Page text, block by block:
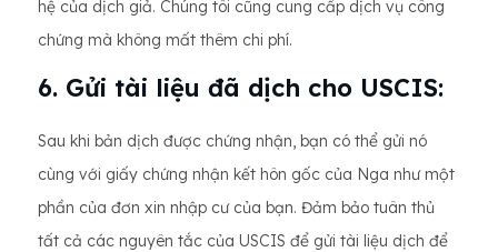
hệ của dịch giả. Chúng tôi cũng cung cấp dịch vụ công
chứng mà không mất thêm chi phí.
6. Gửi tài liệu đã dịch cho USCIS:
Sau khi bản dịch được chứng nhận, bạn có thể gửi nó
cùng với giấy chứng nhận kết hôn gốc của Nga như một
phần của đơn xin nhập cư của bạn. Đảm bảo tuân thủ
tất cả các nguyên tắc của USCIS để gửi tài liệu dịch để